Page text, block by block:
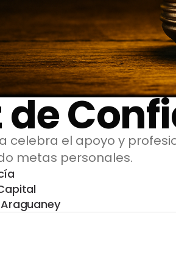
de
celebra el apoyo y
metas personales.